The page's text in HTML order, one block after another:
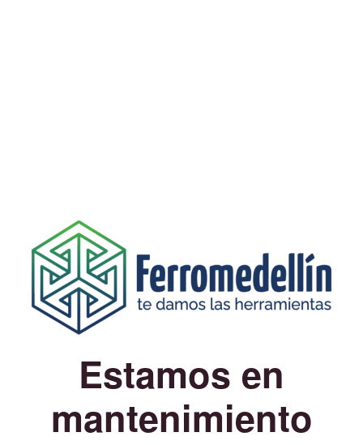
Estamos en
mantenimiento